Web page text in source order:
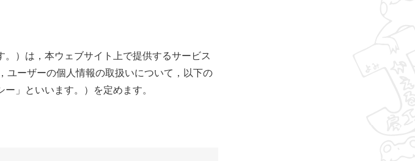
）は，本ウェブサイト上で提供するサービス
ユーザーの個人情報の取扱いについて，以下の
」といいます。）を定めます。